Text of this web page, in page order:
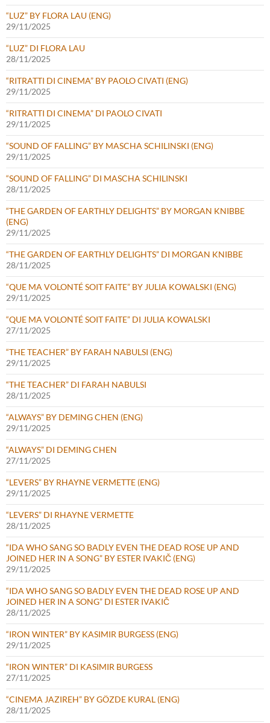
“LUZ” BY FLORA LAU (ENG)
29/11/2025
“LUZ” DI FLORA LAU
28/11/2025
“RITRATTI DI CINEMA” BY PAOLO CIVATI (ENG)
29/11/2025
“RITRATTI DI CINEMA” DI PAOLO CIVATI
29/11/2025
“SOUND OF FALLING” BY MASCHA SCHILINSKI (ENG)
29/11/2025
“SOUND OF FALLING” DI MASCHA SCHILINSKI
28/11/2025
“THE GARDEN OF EARTHLY DELIGHTS” BY MORGAN KNIBBE
(ENG)
29/11/2025
“THE GARDEN OF EARTHLY DELIGHTS” DI MORGAN KNIBBE
28/11/2025
“QUE MA VOLONTÉ SOIT FAITE” BY JULIA KOWALSKI (ENG)
29/11/2025
“QUE MA VOLONTÉ SOIT FAITE” DI JULIA KOWALSKI
27/11/2025
“THE TEACHER” BY FARAH NABULSI (ENG)
29/11/2025
“THE TEACHER” DI FARAH NABULSI
28/11/2025
“ALWAYS” BY DEMING CHEN (ENG)
29/11/2025
“ALWAYS” DI DEMING CHEN
27/11/2025
“LEVERS” BY RHAYNE VERMETTE (ENG)
29/11/2025
“LEVERS” DI RHAYNE VERMETTE
28/11/2025
“IDA WHO SANG SO BADLY EVEN THE DEAD ROSE UP AND
JOINED HER IN A SONG” BY ESTER IVAKIČ (ENG)
29/11/2025
“IDA WHO SANG SO BADLY EVEN THE DEAD ROSE UP AND
JOINED HER IN A SONG” DI ESTER IVAKIČ
28/11/2025
“IRON WINTER” BY KASIMIR BURGESS (ENG)
29/11/2025
“IRON WINTER” DI KASIMIR BURGESS
27/11/2025
“CINEMA JAZIREH” BY GÖZDE KURAL (ENG)
28/11/2025